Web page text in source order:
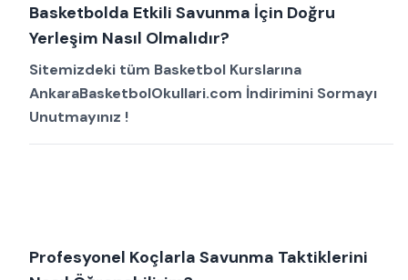
Basketbolda Etkili Savunma İçin Doğru
Yerleşim Nasıl Olmalıdır?
Sitemizdeki tüm Basketbol Kurslarına
AnkaraBasketbolOkullari.com İndirimini Sormayı
Unutmayınız !
Profesyonel Koçlarla Savunma Taktiklerini